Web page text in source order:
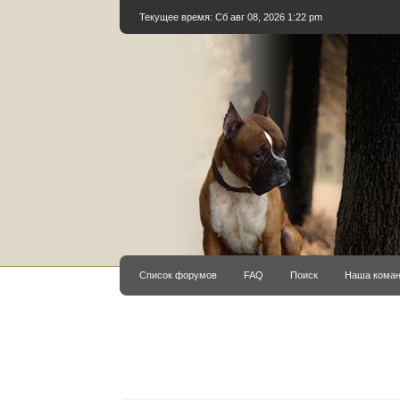
Текущее время: Сб авг 08, 2026 1:22 pm
Список форумов FAQ Поиск Наша